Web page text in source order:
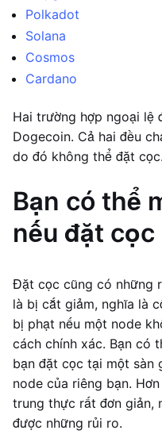
Polkadot
Solana
Cosmos
Cardano
Hai trường hợp ngoại lệ
Dogecoin. Cả hai đều
do đó không thể đặt cọc.
Bạn có thể
nếu đặt
Đặt cọc cũng có những
là bị cắt giảm, nghĩa là
bị phạt nếu một node
cách chính xác. Bạn có
bạn đặt cọc tại một sàn
node của riêng bạn.
trung thực rất đơn giản,
được những rủi ro.